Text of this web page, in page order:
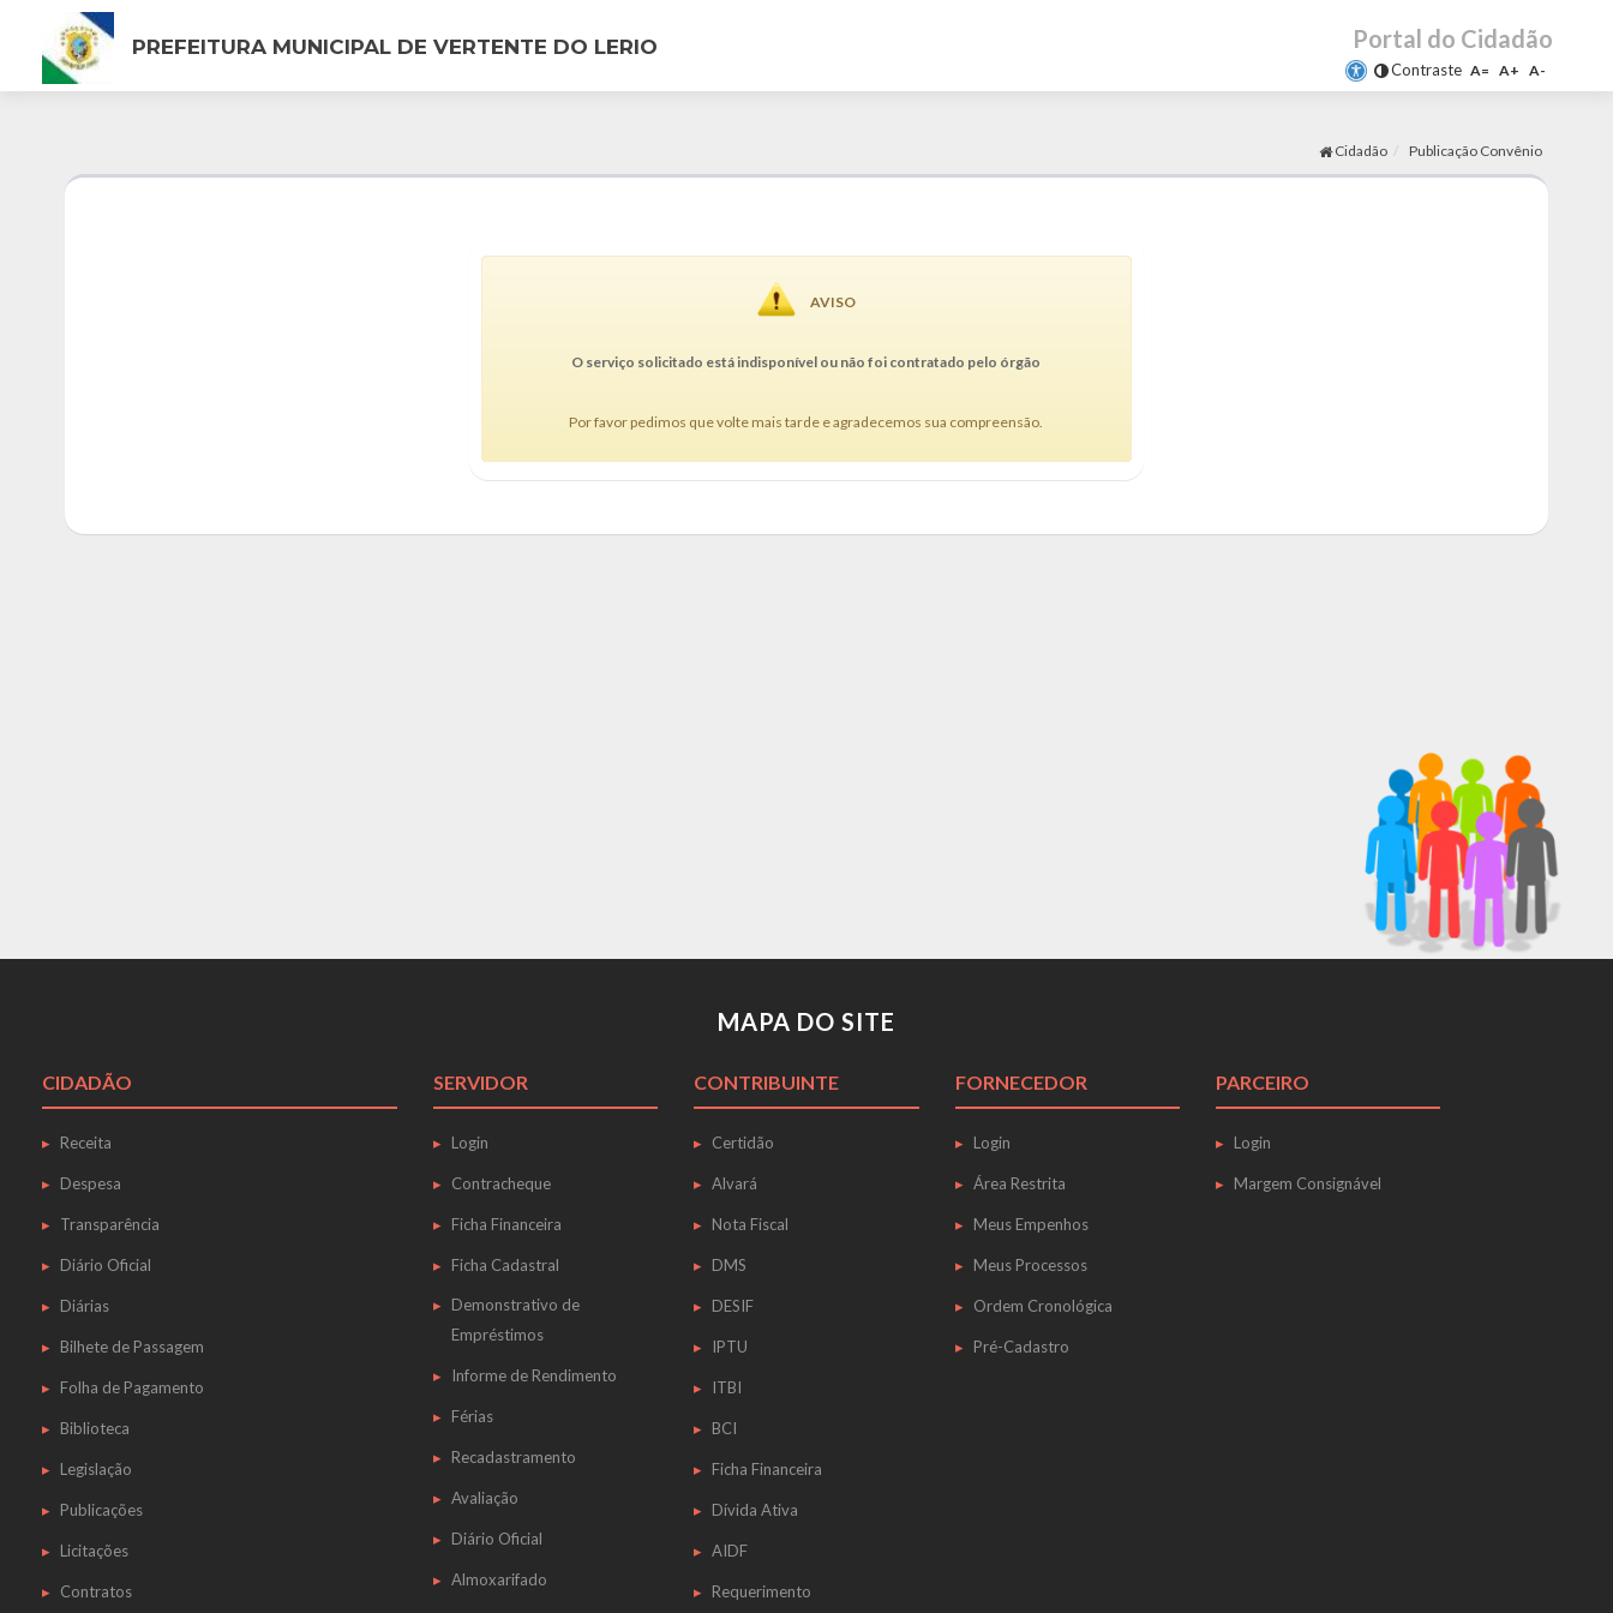
PREFEITURA MUNICIPAL DE VERTENTE DO LERIO Portal do Cidadão
Contraste A= A+ A-
Cidadão Publicação Convênio
AVISO
O serviço solicitado está indisponível ou não foi contratado pelo órgão
Por favor pedimos que volte mais tarde e agradecemos sua compreensão.
MAPA DO SITE
CIDADÃO
Receita
Despesa
Transparência
Diário Oficial
Diárias
Bilhete de Passagem
Folha de Pagamento
Biblioteca
Legislação
Publicações
Licitações
Contratos
SERVIDOR
Login
Contracheque
Ficha Financeira
Ficha Cadastral
Demonstrativo de
Empréstimos
Informe de Rendimento
Férias
Recadastramento
Avaliação
Diário Oficial
Almoxarifado
CONTRIBUINTE
Certidão
Alvará
Nota Fiscal
DMS
DESIF
IPTU
ITBI
BCI
Ficha Financeira
Dívida Ativa
AIDF
Requerimento
FORNECEDOR
Login
Área Restrita
Meus Empenhos
Meus Processos
Ordem Cronológica
Pré-Cadastro
PARCEIRO
Login
Margem Consignável